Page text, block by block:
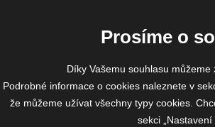
Prosíme o
Díky Vašemu souhlasu
Podrobné informace o cookies naleznete v
že můžeme užívat všechny typy cookies.
sekci